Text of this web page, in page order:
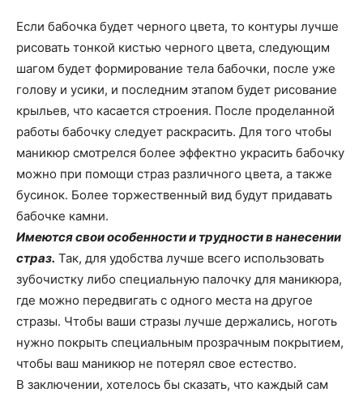
Если бабочка будет черного цвета, то контуры лучше
рисовать тонкой кистью черного цвета, следующим
шагом будет формирование тела бабочки, после уже
голову и усики, и последним этапом будет рисование
крыльев, что касается строения. После проделанной
работы бабочку следует раскрасить. Для того чтобы
маникюр смотрелся более эффектно украсить бабочку
можно при помощи страз различного цвета, а также
бусинок. Более торжественный вид будут придавать
бабочке камни.
Имеются свои особенности и трудности в нанесении
страз. Так, для удобства лучше всего использовать
зубочистку либо специальную палочку для маникюра,
где можно передвигать с одного места на другое
стразы. Чтобы ваши стразы лучше держались, ноготь
нужно покрыть специальным прозрачным покрытием,
чтобы ваш маникюр не потерял свое естество.
В заключении, хотелось бы сказать, что каждый сам